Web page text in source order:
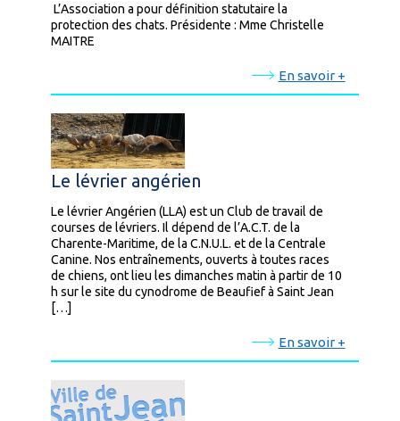
L’Association a pour définition statutaire la
protection des chats. Présidente : Mme Christelle
MAITRE
En savoir +
Le lévrier angérien
Le lévrier Angérien (LLA) est un Club de travail de
courses de lévriers. Il dépend de l’A.C.T. de la
Charente-Maritime, de la C.N.U.L. et de la Centrale
Canine. Nos entraînements, ouverts à toutes races
de chiens, ont lieu les dimanches matin à partir de 10
h sur le site du cynodrome de Beaufief à Saint Jean
[…]
En savoir +